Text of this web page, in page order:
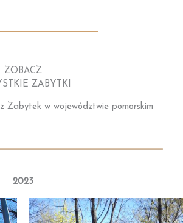
ZOBACZ
ZABYTKI
Zabytek w województwie pomorskim
2023